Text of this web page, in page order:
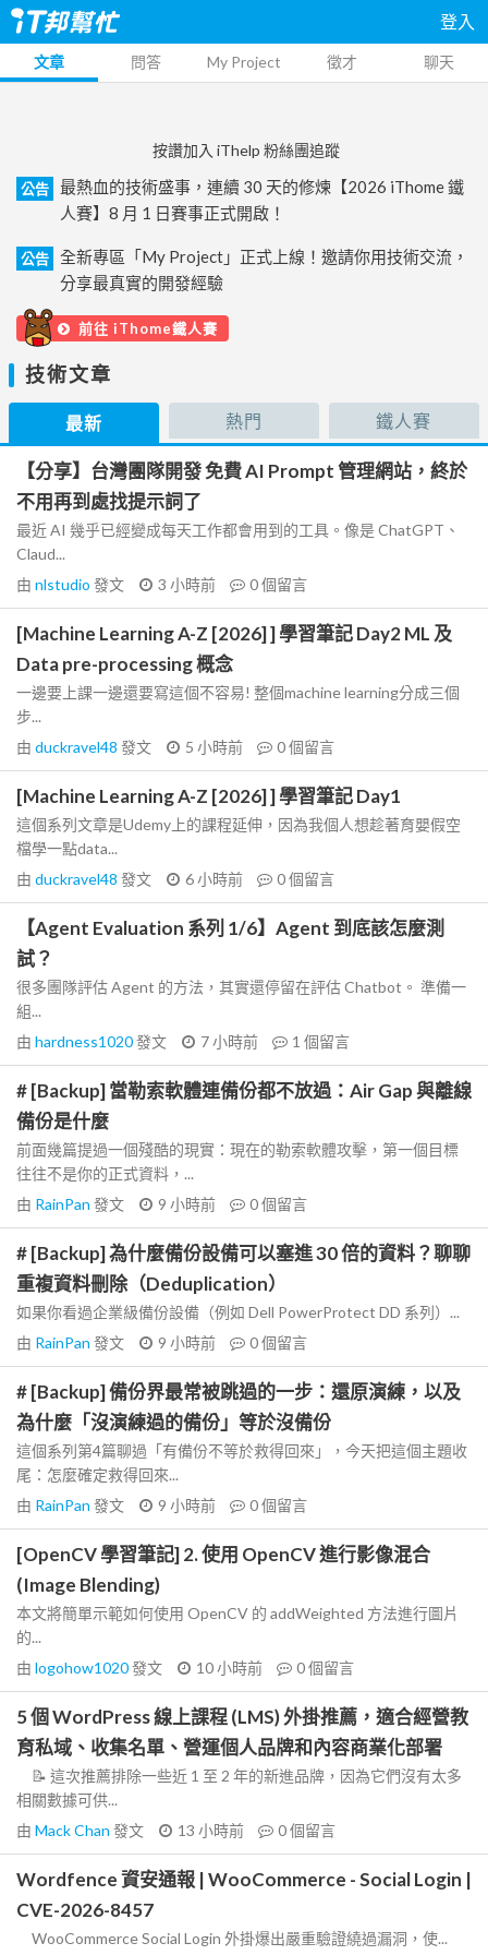
登入
文章 問答 My Project 徵才 聊天
按讚加入 iThelp 粉絲團追蹤
公告
最熱血的技術盛事，連續 30 天的修煉【2026 iThome 鐵
人賽】8 月 1 日賽事正式開啟！
公告
全新專區「My Project」正式上線！邀請你用技術交流，
分享最真實的開發經驗
前往 iThome鐵人賽
技術文章
最新 熱門 鐵人賽
【分享】台灣團隊開發 免費 AI Prompt 管理網站，終於
不用再到處找提示詞了
最近 AI 幾乎已經變成每天工作都會用到的工具。像是 ChatGPT、
Claud...
由 nlstudio 發文 3 小時前 0個留言
[Machine Learning A-Z [2026] ] 學習筆記 Day2 ML 及
Data pre-processing 概念
一邊要上課一邊還要寫這個不容易! 整個machine learning分成三個
步...
由 duckravel48 發文 5 小時前 0個留言
[Machine Learning A-Z [2026] ] 學習筆記 Day1
這個系列文章是Udemy上的課程延伸，因為我個人想趁著育嬰假空
檔學一點data...
由 duckravel48 發文 6 小時前 0個留言
【Agent Evaluation 系列 1/6】Agent 到底該怎麼測
試？
很多團隊評估 Agent 的方法，其實還停留在評估 Chatbot。 準備一
組...
由 hardness1020發文 7 小時前 1 個留言
# [Backup] 當勒索軟體連備份都不放過：Air Gap 與離線
備份是什麼
前面幾篇提過一個殘酷的現實：現在的勒索軟體攻擊，第一個目標
往往不是你的正式資料，...
由 RainPan 發文 9 小時前 0個留言
# [Backup] 為什麼備份設備可以塞進 30 倍的資料？聊聊
重複資料刪除（Deduplication）
如果你看過企業級備份設備（例如 Dell PowerProtect DD 系列）...
由 RainPan 發文 9 小時前 0個留言
# [Backup] 備份界最常被跳過的一步：還原演練，以及
為什麼「沒演練過的備份」等於沒備份
這個系列第4篇聊過「有備份不等於救得回來」，今天把這個主題收
尾：怎麼確定救得回來...
由 RainPan 發文 9 小時前 0個留言
[OpenCV 學習筆記] 2. 使用 OpenCV 進行影像混合
(Image Blending)
本文將簡單示範如何使用 OpenCV 的 addWeighted 方法進行圖片
的...
由 logohow1020發文 10 小時前 0個留言
5 個 WordPress 線上課程 (LMS) 外掛推薦，適合經營教
育私域、收集名單、營運個人品牌和內容商業化部署
📝 這次推薦排除一些近 1 至 2 年的新進品牌，因為它們沒有太多
相關數據可供...
由 Mack Chan 發文 13 小時前 0個留言
Wordfence 資安通報 | WooCommerce - Social Login |
CVE-2026-8457
WooCommerce Social Login 外掛爆出嚴重驗證繞過漏洞，使...